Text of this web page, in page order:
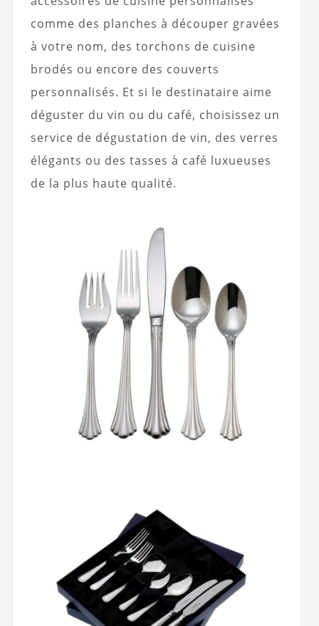
comme des planches à découper gravées
à votre nom, des torchons de cuisine
brodés ou encore des couverts
personnalisés. Et si le destinataire aime
déguster du vin ou du café, choisissez un
service de dégustation de vin, des verres
élégants ou des tasses à café luxueuses
de la plus haute qualité.